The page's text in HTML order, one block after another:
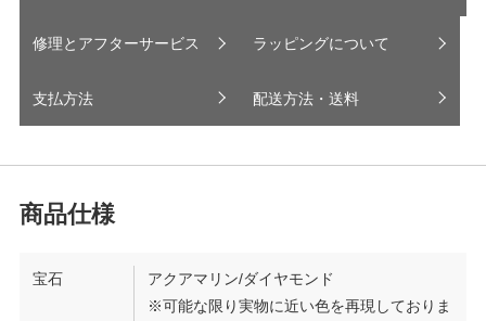
修理とアフターサービス ラッピングについて
支払方法 配送方法・送料
宝石
アクアマリン/ダイヤモンド
※可能な限り実物に近い色を再現しておりま